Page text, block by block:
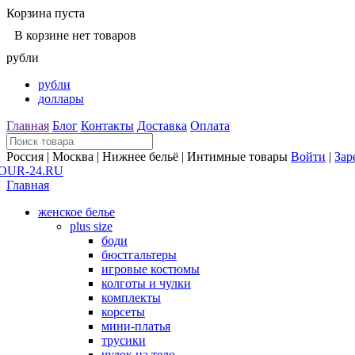
Корзина пуста
В корзине нет товаров
рубли
рубли
доллары
Главная Блог Контакты Доставка Оплата
Россия | Москва | Нижнее бельё | Интимные товары Войти |
Главная
женское белье
plus size
боди
бюстгальтеры
игровые костюмы
колготы и чулки
комплекты
корсеты
мини-платья
трусики